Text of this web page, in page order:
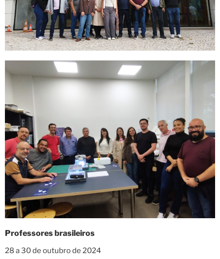
Professores brasileiros
28 a 30 de outubro de 2024